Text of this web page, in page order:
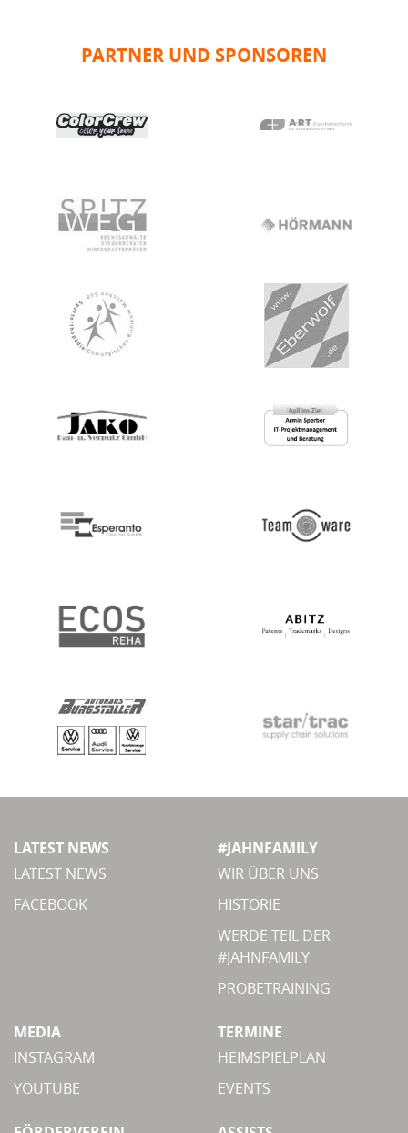
PARTNER UND SPONSOREN
LATEST NEWS
LATEST NEWS
FACEBOOK
#JAHNFAMILY
WIR ÜBER UNS
HISTORIE
WERDE TEIL DER
#JAHNFAMILY
PROBETRAINING
MEDIA
INSTAGRAM
YOUTUBE
TERMINE
HEIMSPIELPLAN
EVENTS